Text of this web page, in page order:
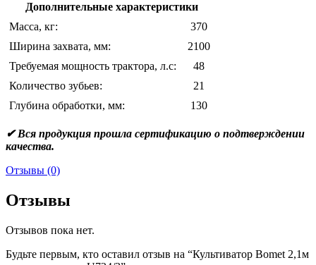
Дополнительные характеристики
Масса, кг:
370
Ширина захвата, мм:
2100
Требуемая мощность трактора, л.с:
48
Количество зубьев:
21
Глубина обработки, мм:
130
✔ Вся продукция прошла сертификацию о подтверждении
качества.
Отзывы (0)
Отзывы
Отзывов пока нет.
Будьте первым, кто оставил отзыв на “Культиватор Bomet 2,1м